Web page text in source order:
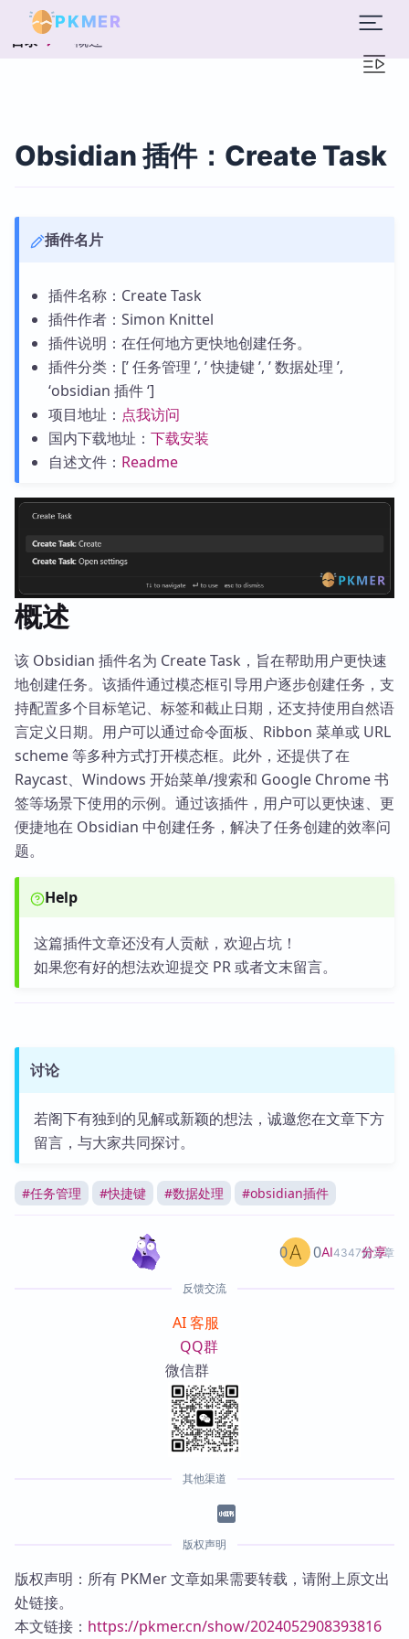
PKMER
目录 概述
Obsidian 插件：Create Task
插件名片
插件名称：Create Task
插件作者：Simon Knittel
插件说明：在任何地方更快地创建任务。
插件分类：[’ 任务管理 ’, ’ 快捷键 ’, ’ 数据处理 ’,
‘obsidian 插件 ‘]
项目地址： 点我访问
国内下载地址： 下载安装
自述文件： Readme
概述
该 Obsidian 插件名为 Create Task，旨在帮助用户更快速
地创建任务。该插件通过模态框引导用户逐步创建任务，支
持配置多个目标笔记、标签和截止日期，还支持使用自然语
言定义日期。用户可以通过命令面板、Ribbon 菜单或 URL
scheme 等多种方式打开模态框。此外，还提供了在
Raycast、Windows 开始菜单/搜索和 Google Chrome 书
签等场景下使用的示例。通过该插件，用户可以更快速、更
便捷地在 Obsidian 中创建任务，解决了任务创建的效率问
题。
Help
这篇插件文章还没有人贡献，欢迎占坑！
如果您有好的想法欢迎提交 PR 或者文末留言。
讨论
若阁下有独到的见解或新颖的想法，诚邀您在文章下方
留言，与大家共同探讨。
#任务管理 #快捷键 #数据处理 #obsidian插件
AI4347篇文章
0 0 分享
反馈交流
AI 客服
QQ群
微信群
其他渠道
版权声明
版权声明：所有 PKMer 文章如果需要转载，请附上原文出
处链接。
本文链接： https://pkmer.cn/show/2024052908393816